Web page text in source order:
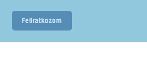
Feliratkozom